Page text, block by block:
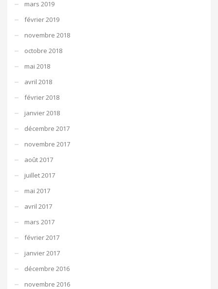
mars 2019
février 2019
novembre 2018
octobre 2018
mai 2018
avril 2018
février 2018
janvier 2018
décembre 2017
novembre 2017
août 2017
juillet 2017
mai 2017
avril 2017
mars 2017
février 2017
janvier 2017
décembre 2016
novembre 2016